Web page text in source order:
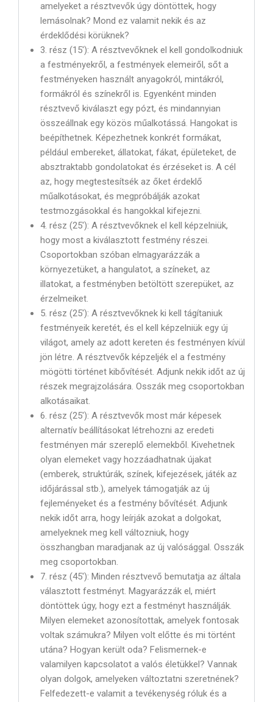
amelyeket a résztvevők úgy döntöttek, hogy
lemásolnak? Mond ez valamit nekik és az
érdeklődési körüknek?
3. rész (15′): A résztvevőknek el kell gondolkodniuk
a festményekről, a festmények elemeiről, sőt a
festményeken használt anyagokról, mintákról,
formákról és színekről is. Egyenként minden
résztvevő kiválaszt egy pózt, és mindannyian
összeállnak egy közös műalkotássá. Hangokat is
beépíthetnek. Képezhetnek konkrét formákat,
például embereket, állatokat, fákat, épületeket, de
absztraktabb gondolatokat és érzéseket is. A cél
az, hogy megtestesítsék az őket érdeklő
műalkotásokat, és megpróbálják azokat
testmozgásokkal és hangokkal kifejezni.
4. rész (25′): A résztvevőknek el kell képzelniük,
hogy most a kiválasztott festmény részei.
Csoportokban szóban elmagyarázzák a
környezetüket, a hangulatot, a színeket, az
illatokat, a festményben betöltött szerepüket, az
érzelmeiket.
5. rész (25′): A résztvevőknek ki kell tágítaniuk
festményeik keretét, és el kell képzelniük egy új
világot, amely az adott kereten és festményen kívül
jön létre. A résztvevők képzeljék el a festmény
mögötti történet kibővítését. Adjunk nekik időt az új
részek megrajzolására. Osszák meg csoportokban
alkotásaikat.
6. rész (25′): A résztvevők most már képesek
alternatív beállításokat létrehozni az eredeti
festményen már szereplő elemekből. Kivehetnek
olyan elemeket vagy hozzáadhatnak újakat
(emberek, struktúrák, színek, kifejezések, játék az
időjárással stb.), amelyek támogatják az új
fejleményeket és a festmény bővítését. Adjunk
nekik időt arra, hogy leírják azokat a dolgokat,
amelyeknek meg kell változniuk, hogy
összhangban maradjanak az új valósággal. Osszák
meg csoportokban.
7. rész (45′): Minden résztvevő bemutatja az általa
választott festményt. Magyarázzák el, miért
döntöttek úgy, hogy ezt a festményt használják.
Milyen elemeket azonosítottak, amelyek fontosak
voltak számukra? Milyen volt előtte és mi történt
utána? Hogyan került oda? Felismernek-e
valamilyen kapcsolatot a valós életükkel? Vannak
olyan dolgok, amelyeken változtatni szeretnének?
Felfedezett-e valamit a tevékenység róluk és a